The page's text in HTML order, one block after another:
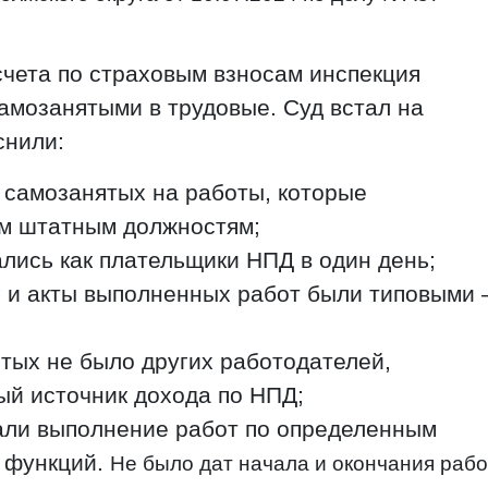
по страховым взносам инспекция
в трудовые. Суд встал на
на работы, которые
штатным должностям;
как плательщики НПД в один день;
и акты выполненных работ были типовыми
не было других работодателей,
источник дохода по НПД;
выполнение работ по определенным
Не было дат начала и окончания